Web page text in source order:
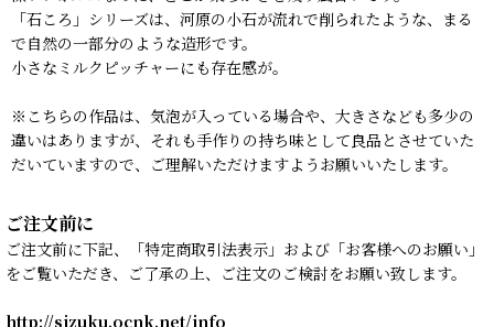
「石ころ」シリーズは、河原の小石が流れで削られたような、まる
で自然の一部分のような造形です。
小さなミルクピッチャーにも存在感が。
※こちらの作品は、気泡が入っている場合や、大きさなども多少の
違いはありますが、それも手作りの持ち味として良品とさせていた
だいていますので、ご理解いただけますようお願いいたします。
ご注文前に
ご注文前に下記、「特定商取引法表示」および「お客様へのお願い」
をご覧いただき、ご了承の上、ご注文のご検討をお願い致します。
http://sizuku.ocnk.net/info